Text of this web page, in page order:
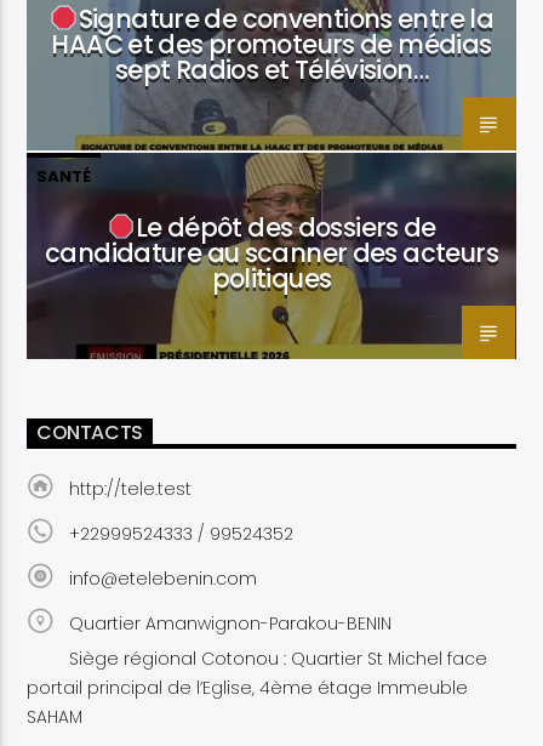
Signature de conventions entre la
HAAC et des promoteurs de médias
sept Radios et Télévision…
SANTÉ
Le dépôt des dossiers de
candidature au scanner des acteurs
politiques
CONTACTS
http://tele.test
+22999524333 / 99524352
info@etelebenin.com
Quartier Amanwignon-Parakou-BENIN
Siège régional Cotonou : Quartier St Michel face
portail principal de l’Eglise, 4ème étage Immeuble
SAHAM